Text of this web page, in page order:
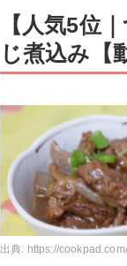
【人気5位
じ煮込み【
出典: https://